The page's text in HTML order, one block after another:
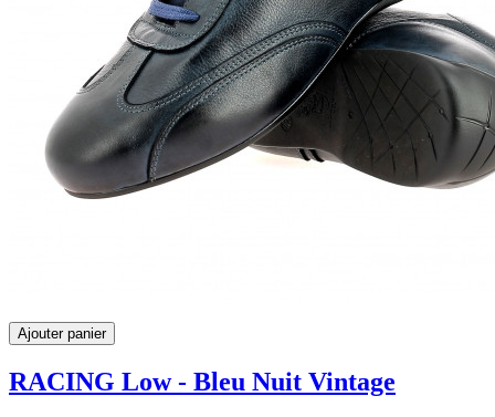
Ajouter panier
RACING Low - Bleu Nuit Vintage